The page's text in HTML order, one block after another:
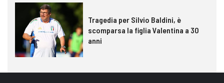
Tragedia per Silvio Baldini, è
scomparsa la figlia Valentina a 30
anni